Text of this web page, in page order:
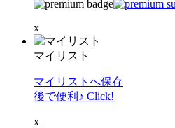
x
マイリスト
マイリストへ保存
後で便利♪ Click!
x